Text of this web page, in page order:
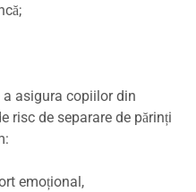
asigura copiilor din
risc de separare de părinți
emoțional,